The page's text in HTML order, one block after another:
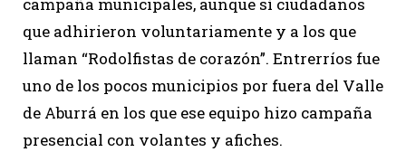
campaña municipales, aunque sí ciudadanos
que adhirieron voluntariamente y a los que
llaman “Rodolfistas de corazón”. Entrerríos fue
uno de los pocos municipios por fuera del Valle
de Aburrá en los que ese equipo hizo campaña
presencial con volantes y afiches.